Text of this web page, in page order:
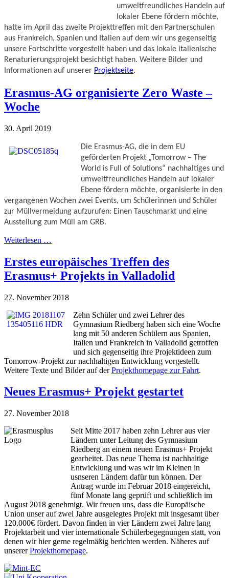
umweltfreundliches Handeln auf
lokaler Ebene fördern möchte,
hatte im April das zweite Projekttreffen mit den Partnerschulen
aus Frankreich, Spanien und Italien auf dem wir uns gegenseitig
unsere Fortschritte vorgestellt haben und das lokale italienische
Renaturierungsprojekt besichtigt haben. Weitere Bilder und
Informationen auf unserer Projektseite.
Erasmus-AG organisierte Zero Waste –
Woche
30. April 2019
Die Erasmus-AG, die in dem EU
geförderten Projekt „Tomorrow – The
World is Full of Solutions“ nachhaltiges und
umweltfreundliches Handeln auf lokaler
Ebene fördern möchte, organisierte in den
vergangenen Wochen zwei Events, um Schülerinnen und Schüler
zur Müllvermeidung aufzurufen: Einen Tauschmarkt und eine
Ausstellung zum Müll am GRB.
Weiterlesen …
Erstes europäisches Treffen des
Erasmus+ Projekts in Valladolid
27. November 2018
Zehn Schüler und zwei Lehrer des
Gymnasium Riedberg haben sich eine Woche
lang mit 50 anderen Schülern aus Spanien,
Italien und Frankreich in Valladolid getroffen
und sich gegenseitig ihre Projektideen zum
Tomorrow-Projekt zur nachhaltigen Entwicklung vorgestellt.
Weitere Texte und Bilder auf derProjekthomepage zur Fahrt.
Neues Erasmus+ Projekt gestartet
27. November 2018
Seit Mitte 2017 haben zehn Lehrer aus vier
Ländern unter Leitung des Gymnasium
Riedberg an einem neuen Erasmus+ Projekt
gearbeitet. Das neue Thema ist nachhaltige
Entwicklung und was wir im Kleinen in
usnseren Ländern dafür tun können. Der
Antrag wurde im Februar 2018 eingereicht,
fünf Monate lang geprüft und schließlich im
August 2018 genehmigt. Wir freuen uns, dass die Europäische
Union unser auf zwei Jahre ausgelegtes Projekt mit insgesamt über
120.000€ fördert. Davon finden in vier Ländern zwei Jahre lang
Projektarbeit und vier internationale Schülerbegegnungen statt, von
denen wir hier gerne regelmäßig berichten werden. Näheres auf
unsererProjekthomepage.